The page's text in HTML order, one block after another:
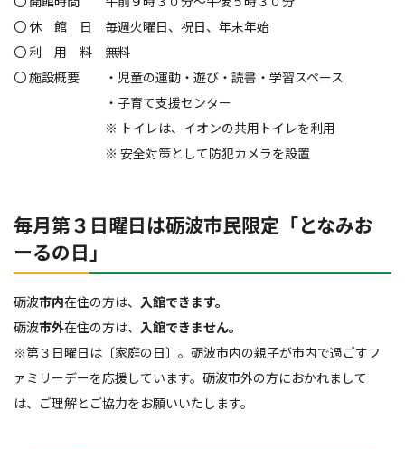
〇 休 館 日 毎週火曜日、祝日、年末年始
〇 利 用 料 無料
〇 施設概要 ・児童の運動・遊び・読書・学習スペース
・子育て支援センター
※ トイレは、イオンの共用トイレを利用
※ 安全対策として防犯カメラを設置
毎月第３日曜日は砺波市民限定「となみお
ーるの日」
砺波市内在住の方は、 入館できます。
砺波市外在住の方は、 入館できません。
※第３日曜日は〔家庭の日〕。砺波市内の親子が市内で過ごすフ
ァミリーデーを応援しています。砺波市外の方におかれまして
は、ご理解とご協力をお願いいたします。